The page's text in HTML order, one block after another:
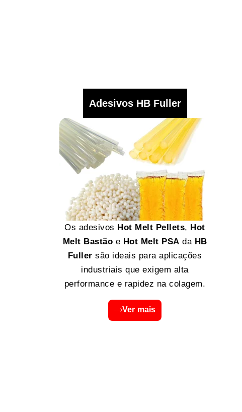
Adesivos HB Fuller
Os adesivos Hot Melt Pellets, Hot
Melt Bastão e Hot Melt PSA da HB
Fuller são ideais para aplicações
industriais que exigem alta
performance e rapidez na colagem.
Ver mais